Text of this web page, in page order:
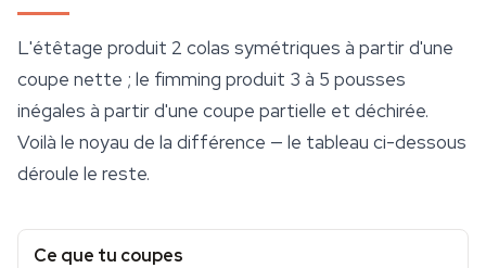
L'étêtage produit 2 colas symétriques à partir d'une
coupe nette ; le fimming produit 3 à 5 pousses
inégales à partir d'une coupe partielle et déchirée.
Voilà le noyau de la différence — le tableau ci-dessous
déroule le reste.
Ce que tu coupes